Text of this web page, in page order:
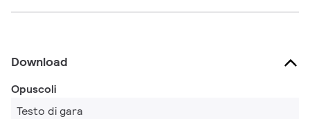
Download
Opuscoli
Testo di gara